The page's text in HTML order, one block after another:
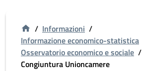
/ Informazioni /
Informazione economico-statistica
Osservatorio economico e sociale /
Congiuntura Unioncamere